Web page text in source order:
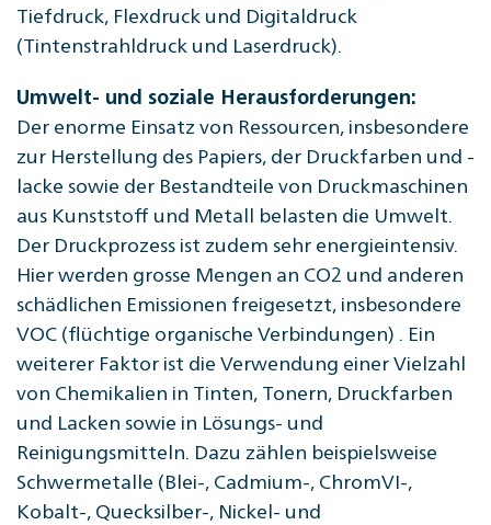
Tiefdruck, Flexdruck und Digitaldruck
(Tintenstrahldruck und Laserdruck).
Umwelt- und soziale Herausforderungen:
Der enorme Einsatz von Ressourcen, insbesondere
zur Herstellung des Papiers, der Druckfarben und -
lacke sowie der Bestandteile von Druckmaschinen
aus Kunststoff und Metall belasten die Umwelt.
Der Druckprozess ist zudem sehr energieintensiv.
Hier werden grosse Mengen an CO2 und anderen
schädlichen Emissionen freigesetzt, insbesondere
VOC (flüchtige organische Verbindungen) . Ein
weiterer Faktor ist die Verwendung einer Vielzahl
von Chemikalien in Tinten, Tonern, Druckfarben
und Lacken sowie in Lösungs- und
Reinigungsmitteln. Dazu zählen beispielsweise
Schwermetalle (Blei-, Cadmium-, ChromVI-,
Kobalt-, Quecksilber-, Nickel- und